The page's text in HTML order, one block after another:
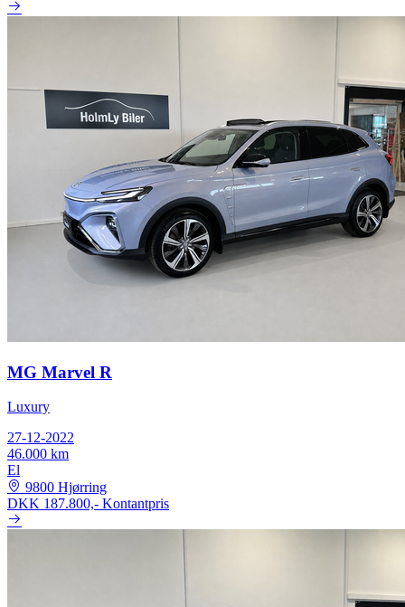
MG Marvel R
Luxury
27-12-2022
46.000 km
El
9800 Hjørring
DKK 187.800,- Kontantpris